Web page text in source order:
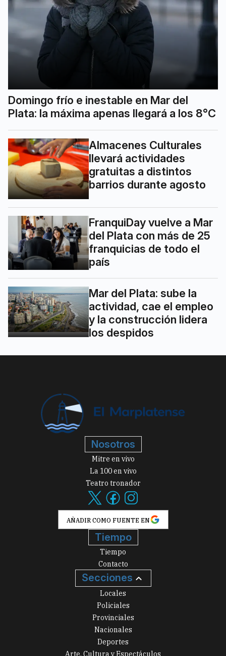
Domingo frío e inestable en Mar del
Plata: la máxima apenas llegará a los 8°C
Almacenes Culturales
llevará actividades
gratuitas a distintos
barrios durante agosto
FranquiDay vuelve a Mar
del Plata con más de 25
franquicias de todo el
país
Mar del Plata: sube la
actividad, cae el empleo
y la construcción lidera
los despidos
Nosotros
Mitre en vivo
La 100 en vivo
Teatro tronador
AÑADIR COMO FUENTE EN
Tiempo
Tiempo
Contacto
Secciones
Locales
Policiales
Provinciales
Nacionales
Deportes
Arte, Cultura y Espectáculos